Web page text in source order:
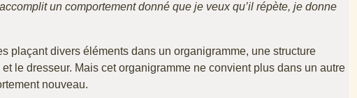
un comportement donné que je veux qu’il répète, je donne
plaçant divers éléments dans un organigramme, une structure
le dresseur. Mais cet organigramme ne convient plus dans un autre
nouveau.